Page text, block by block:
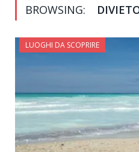
BROWSING:
LUOGHI DA SCOPRIRE